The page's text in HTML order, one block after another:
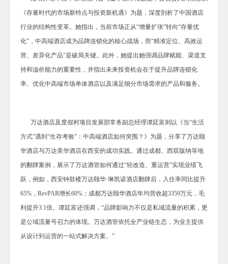
《存量时代的市场新特点与投资新机遇》为题，深度剖析了中国酒店
行业的结构性变革。她指出，当前市场正从“增量扩张”转向“存量优
化”，中高端酒店成为品牌连锁化的核心战场，而“精准定位、高效运
营、差异化产品”是破局关键。此外，她提出她强调品牌赋能、渠道支
持和溢价能力的重要性，并指出未来投资机会在于提升品牌连锁化
率、优化中高端市场单体酒店以及满足细分市场需求的产品和服务。
万达酒店及度假村项目发展部常务副总经理谭廷富则以《当“生活
方式”遇到“生存考验”：中高端酒店如何突围？》为题，分享了万达颐
华酒店与万达美华酒店在西安的成功实践。通过成都、西双版纳等地
的翻牌案例，展示了万达酒管如何通过“轻改造、重运营”实现业绩飞
跃，例如，西安钟鼓楼万达颐华·琳凯诺酒店翻牌后，入住率同比提升
65%，RevPAR增长60%；成都万达颐华酒店年均营收超3359万元，毛
利提升3.1倍。谭廷富还强调，“品牌影响力不仅是私域流量的积累，更
是公域流量号召力的体现。万达酒管依托全产业链生态，为业主提供
从设计到运营的一站式解决方案。”